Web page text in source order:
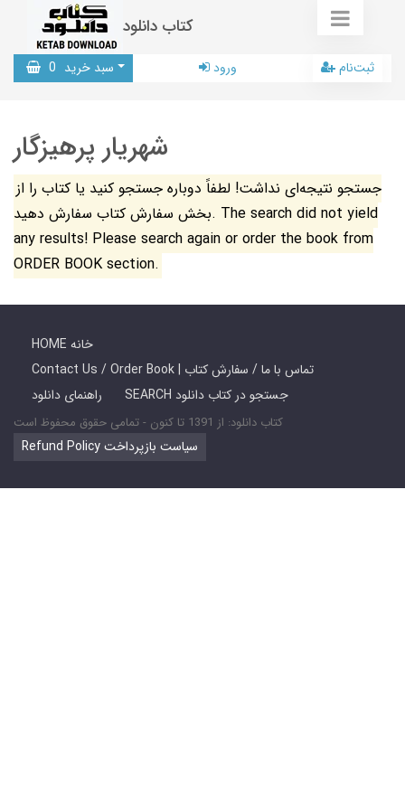
کتاب دانلود
سبد خرید 0 ورود ثبت‌نام
شهریار پرهیزگار
جستجو نتیجه‌ای نداشت! لطفاً دوباره جستجو کنید یا کتاب را از
بخش سفارش کتاب سفارش دهید. The search did not yield
any results! Please search again or order the book from
ORDER BOOK section.
HOME خانه
Contact Us / Order Book | تماس با ما / سفارش کتاب
راهنمای دانلود
SEARCH جستجو در کتاب دانلود
کتاب دانلود: از 1391 تا کنون - تمامی حقوق محفوظ است
Refund Policy سیاست بازپرداخت